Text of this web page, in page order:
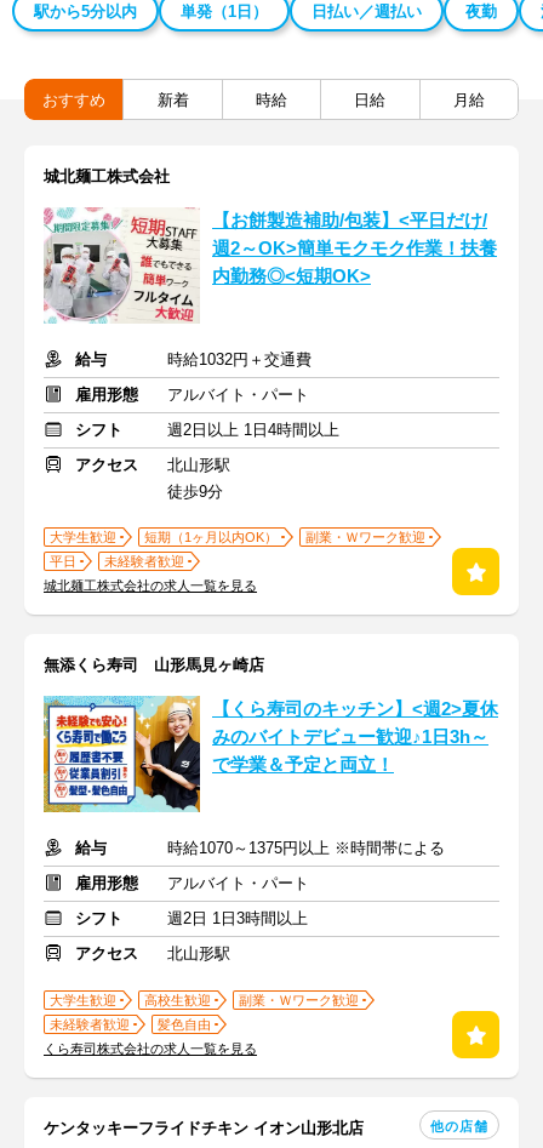
駅から5分以内 単発（1日） 日払い／週払い 夜勤
おすすめ 新着 時給 日給 月給
城北麺工株式会社
【お餅製造補助/包装】<平日だけ/
週2～OK>簡単モクモク作業！扶養
内勤務◎<短期OK>
給与
時給1032円＋交通費
雇用形態
アルバイト・パート
シフト
週2日以上 1日4時間以上
アクセス
北山形駅
徒歩9分
大学生歓迎 短期（1ヶ月以内OK）
副業・Ｗワーク歓迎
平日
未経験者歓迎
城北麺工株式会社の求人一覧を見る
無添くら寿司 山形馬見ヶ崎店
【くら寿司のキッチン】<週2>夏休
みのバイトデビュー歓迎♪1日3h～
で学業＆予定と両立！
給与
時給1070～1375円以上 ※時間帯による
雇用形態
アルバイト・パート
シフト
週2日 1日3時間以上
アクセス
北山形駅
大学生歓迎 高校生歓迎
副業・Ｗワーク歓迎
未経験者歓迎
髪色自由
くら寿司株式会社の求人一覧を見る
ケンタッキーフライドチキン イオン山形北店 他の店舗